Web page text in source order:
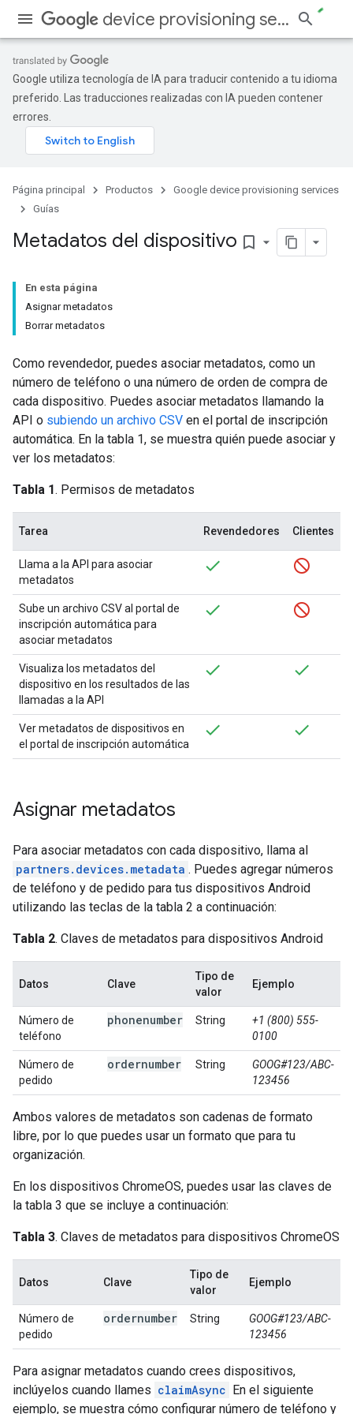
device provisioning services
Google utiliza tecnología de IA para traducir contenido a tu idioma
preferido. Las traducciones realizadas con IA pueden contener
errores.
Página principal Productos
Google device provisioning services
Guías
Metadatos del dispositivo bookmark_border
En esta página
Asignar metadatos
Borrar metadatos
Como revendedor, puedes asociar metadatos, como un
número de teléfono o una número de orden de compra de
cada dispositivo. Puedes asociar metadatos llamando la
API o subiendo un archivo CSV en el portal de inscripción
automática. En la tabla 1, se muestra quién puede asociar y
ver los metadatos:
Tabla 1. Permisos de metadatos
Tarea Revendedores Clientes
Llama a la API para asociar
metadatos
Sube un archivo CSV al portal de
inscripción automática para
asociar metadatos
Visualiza los metadatos del
dispositivo en los resultados de las
llamadas a la API
Ver metadatos de dispositivos en
el portal de inscripción automática
Asignar metadatos
Para asociar metadatos con cada dispositivo, llama al
partners.devices.metadata . Puedes agregar números
de teléfono y de pedido para tus dispositivos Android
utilizando las teclas de la tabla 2 a continuación:
Tabla 2. Claves de metadatos para dispositivos Android
Datos Clave
Tipo de
valor
Ejemplo
Número de
teléfono
phonenumber String
+1 (800) 555-
0100
Número de
pedido
ordernumber String
GOOG#123/ABC-
123456
Ambos valores de metadatos son cadenas de formato
libre, por lo que puedes usar un formato que para tu
organización.
En los dispositivos ChromeOS, puedes usar las claves de
la tabla 3 que se incluye a continuación:
Tabla 3. Claves de metadatos para dispositivos ChromeOS
Datos Clave
Tipo de
valor
Ejemplo
Número de
pedido
ordernumber String
GOOG#123/ABC-
123456
Para asignar metadatos cuando crees dispositivos,
inclúyelos cuando llames claimAsync En el siguiente
ejemplo, se muestra cómo configurar número de teléfono y